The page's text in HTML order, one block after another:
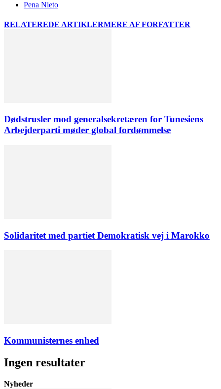
Pena Nieto
RELATEREDE ARTIKLERMERE AF FORFATTER
Dødstrusler mod generalsekretæren for Tunesiens
Arbejderparti møder global fordømmelse
Solidaritet med partiet Demokratisk vej i Marokko
Kommunisternes enhed
Ingen resultater
Nyheder